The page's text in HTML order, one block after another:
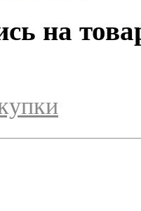
на